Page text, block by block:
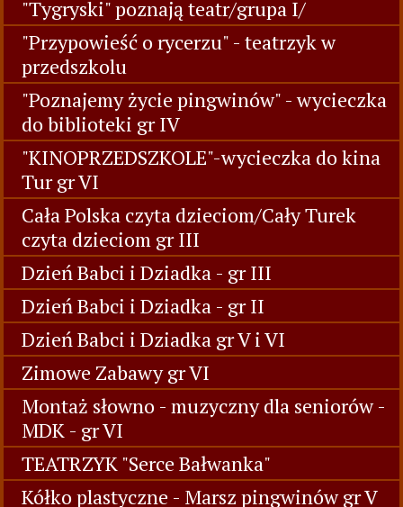
"Tygryski" poznają teatr/grupa I/
"Przypowieść o rycerzu" - teatrzyk w
przedszkolu
"Poznajemy życie pingwinów" - wycieczka
do biblioteki gr IV
"KINOPRZEDSZKOLE"-wycieczka do kina
Tur gr VI
Cała Polska czyta dzieciom/Cały Turek
czyta dzieciom gr III
Dzień Babci i Dziadka - gr III
Dzień Babci i Dziadka - gr II
Dzień Babci i Dziadka gr V i VI
Zimowe Zabawy gr VI
Montaż słowno - muzyczny dla seniorów -
MDK - gr VI
TEATRZYK "Serce Bałwanka"
Kółko plastyczne - Marsz pingwinów gr V